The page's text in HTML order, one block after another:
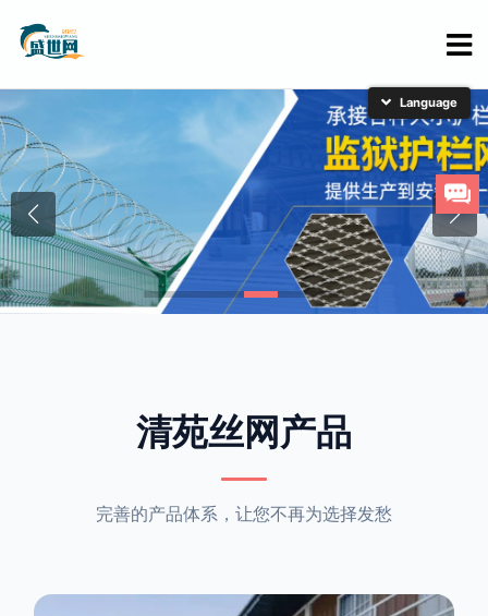
清苑丝网产品
完善的产品体系，让您不再为选择发愁
简体中文
English
日本語
한국어